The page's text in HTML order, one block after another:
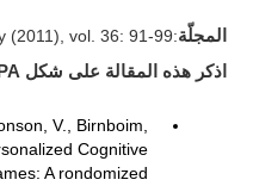
المجلّة:Neuroepidemiology (2011), vol. 36: 91-99.
اذكر هذه المقالة على شكل APA
V., Birnboim,
Cognitive
A rondomized